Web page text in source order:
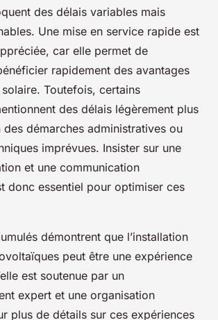
des délais variables mais
Une mise en service rapide est
car elle permet de
rapidement des avantages
solaire. Toutefois, certains
des délais légèrement plus
des démarches administratives ou
imprévues. Insister sur une
et une communication
donc essentiel pour optimiser ces
démontrent que l’installation
peut être une expérience
est soutenue par un
expert et une organisation
plus de détails sur ces expériences